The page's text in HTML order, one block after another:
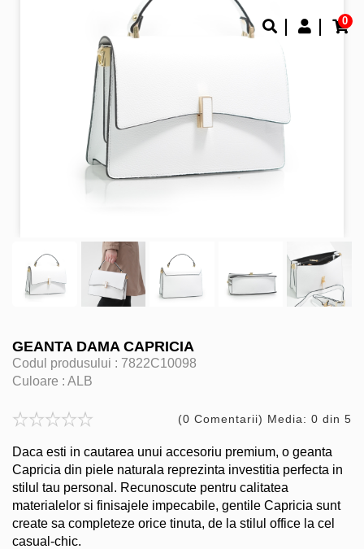
0
GEANTA DAMA CAPRICIA
Codul produsului : 7822C10098
Culoare : ALB
(0 Comentarii) Media: 0 din 5
Daca esti in cautarea unui accesoriu premium, o geanta
Capricia din piele naturala reprezinta investitia perfecta in
stilul tau personal. Recunoscute pentru calitatea
materialelor si finisajele impecabile, gentile Capricia sunt
create sa completeze orice tinuta, de la stilul office la cel
casual-chic.